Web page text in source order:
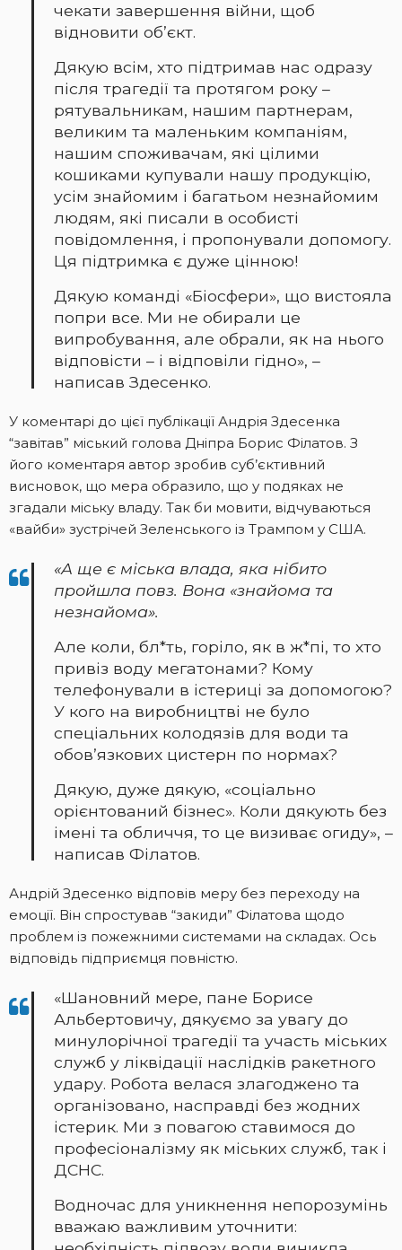
чекати завершення війни, щоб
відновити об’єкт.
Дякую всім, хто підтримав нас одразу
після трагедії та протягом року –
рятувальникам, нашим партнерам,
великим та маленьким компаніям,
нашим споживачам, які цілими
кошиками купували нашу продукцію,
усім знайомим і багатьом незнайомим
людям, які писали в особисті
повідомлення, і пропонували допомогу.
Ця підтримка є дуже цінною!
Дякую команді «Біосфери», що вистояла
попри все. Ми не обирали це
випробування, але обрали, як на нього
відповісти – і відповіли гідно», –
написав Здесенко.
У коментарі до цієї публікації Андрія Здесенка
“завітав” міський голова Дніпра Борис Філатов. З
його коментаря автор зробив суб’єктивний
висновок, що мера образило, що у подяках не
згадали міську владу. Так би мовити, відчуваються
«вайби» зустрічей Зеленського із Трампом у США.
«А ще є міська влада, яка нібито
пройшла повз. Вона «знайома та
незнайома».
Але коли, бл*ть, горіло, як в ж*пі, то хто
привіз воду мегатонами? Кому
телефонували в істериці за допомогою?
У кого на виробництві не було
спеціальних колодязів для води та
обовʼязкових цистерн по нормах?
Дякую, дуже дякую, «соціально
орієнтований бізнес». Коли дякують без
імені та обличчя, то це визиває огиду», –
написав Філатов.
Андрій Здесенко відповів меру без переходу на
емоції. Він спростував “закиди” Філатова щодо
проблем із пожежними системами на складах. Ось
відповідь підприємця повністю.
«Шановний мере, пане Борисе
Альбертовичу, дякуємо за увагу до
минулорічної трагедії та участь міських
служб у ліквідації наслідків ракетного
удару. Робота велася злагоджено та
організовано, насправді без жодних
істерик. Ми з повагою ставимося до
професіоналізму як міських служб, так і
ДСНС.
Водночас для уникнення непорозумінь
вважаю важливим уточнити: